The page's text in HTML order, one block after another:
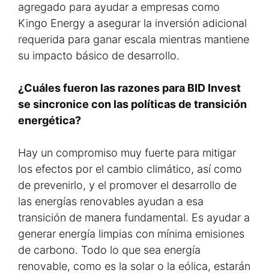
agregado para ayudar a empresas como
Kingo Energy a asegurar la inversión adicional
requerida para ganar escala mientras mantiene
su impacto básico de desarrollo.
¿Cuáles fueron las razones para BID Invest
se sincronice con las políticas de transición
energética?
Hay un compromiso muy fuerte para mitigar
los efectos por el cambio climático, así como
de prevenirlo, y el promover el desarrollo de
las energías renovables ayudan a esa
transición de manera fundamental. Es ayudar a
generar energía limpias con mínima emisiones
de carbono. Todo lo que sea energía
renovable, como es la solar o la eólica, estarán